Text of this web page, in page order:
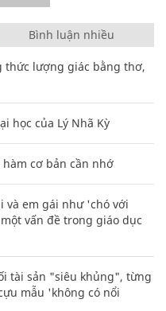
Bình luận nhiều
thức lượng giác bằng thơ,
học của Lý Nhã Kỳ
cơ bản cần nhớ
và em gái như 'chó với
vấn đề trong giáo dục
tài sản "siêu khủng", từng
mẫu 'không có nổi